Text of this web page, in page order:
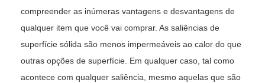
compreender as inúmeras vantagens e desvantagens de
qualquer item que você vai comprar. As saliências de
superfície sólida são menos impermeáveis ​​ao calor do que
outras opções de superfície. Em qualquer caso, tal como
acontece com qualquer saliência, mesmo aquelas que são